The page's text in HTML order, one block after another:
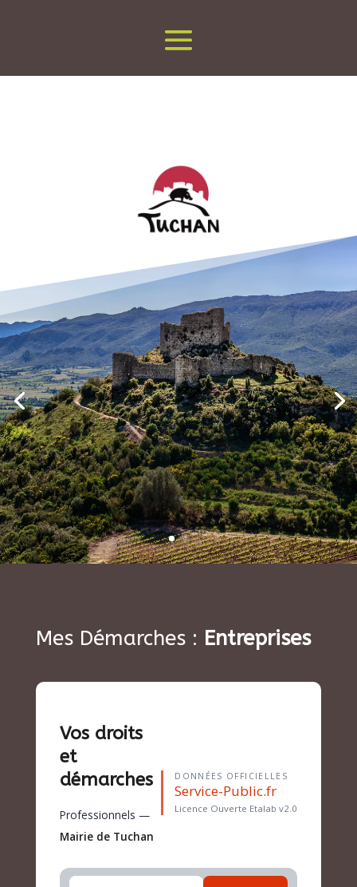
Mes Démarches : Entreprises
Vos droits
et
démarches
Professionnels —
Mairie de Tuchan
DONNÉES OFFICIELLES
Service-Public.fr
Licence Ouverte Etalab v2.0